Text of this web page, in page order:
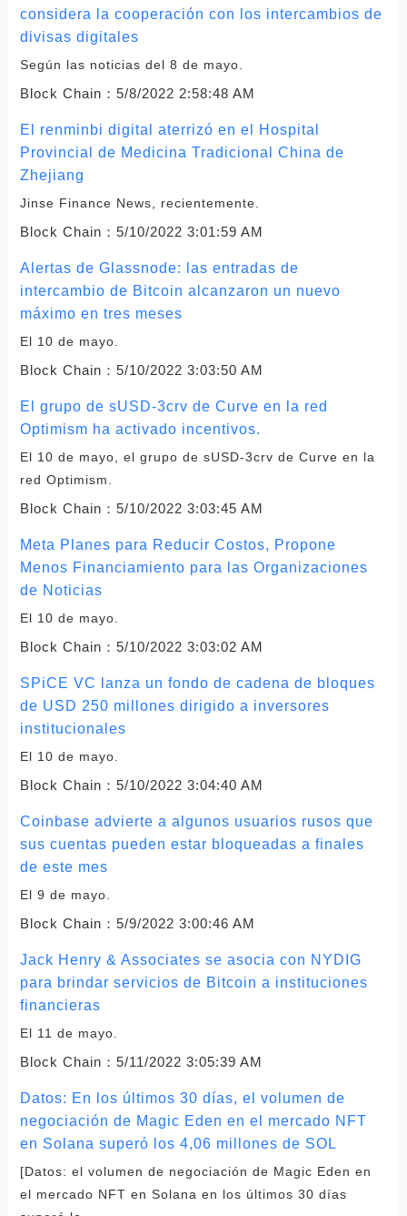
considera la cooperación con los intercambios de
divisas digitales
Según las noticias del 8 de mayo.
Block Chain： 5/8/2022 2:58:48 AM
El renminbi digital aterrizó en el Hospital
Provincial de Medicina Tradicional China de
Zhejiang
Jinse Finance News, recientemente.
Block Chain： 5/10/2022 3:01:59 AM
Alertas de Glassnode: las entradas de
intercambio de Bitcoin alcanzaron un nuevo
máximo en tres meses
El 10 de mayo.
Block Chain： 5/10/2022 3:03:50 AM
El grupo de sUSD-3crv de Curve en la red
Optimism ha activado incentivos.
El 10 de mayo, el grupo de sUSD-3crv de Curve en la
red Optimism.
Block Chain： 5/10/2022 3:03:45 AM
Meta Planes para Reducir Costos, Propone
Menos Financiamiento para las Organizaciones
de Noticias
El 10 de mayo.
Block Chain： 5/10/2022 3:03:02 AM
SPiCE VC lanza un fondo de cadena de bloques
de USD 250 millones dirigido a inversores
institucionales
El 10 de mayo.
Block Chain： 5/10/2022 3:04:40 AM
Coinbase advierte a algunos usuarios rusos que
sus cuentas pueden estar bloqueadas a finales
de este mes
El 9 de mayo.
Block Chain： 5/9/2022 3:00:46 AM
Jack Henry & Associates se asocia con NYDIG
para brindar servicios de Bitcoin a instituciones
financieras
El 11 de mayo.
Block Chain： 5/11/2022 3:05:39 AM
Datos: En los últimos 30 días, el volumen de
negociación de Magic Eden en el mercado NFT
en Solana superó los 4,06 millones de SOL
[Datos: el volumen de negociación de Magic Eden en
el mercado NFT en Solana en los últimos 30 días